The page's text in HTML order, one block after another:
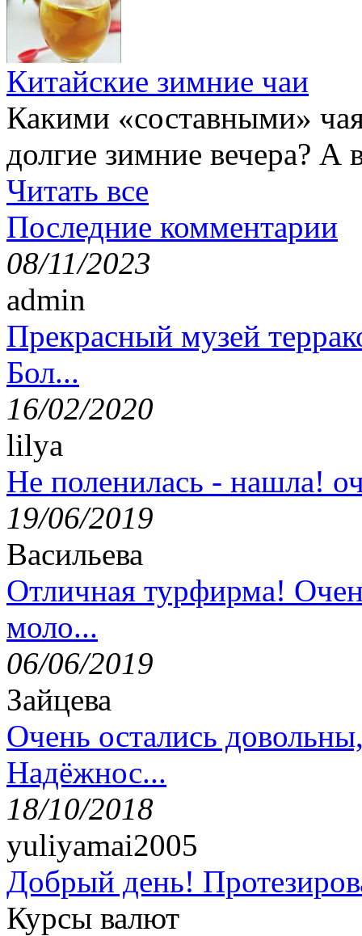
Китайские зимние чаи
Какими «составными»
долгие зимние вечера? А
Читать все
Последние комментарии
08/11/2023
admin
Прекрасный музей
Бол...
16/02/2020
lilya
Не поленилась - нашла!
19/06/2019
Васильева
Отличная турфирма!
моло...
06/06/2019
Зайцева
Очень остались
Надёжнос...
18/10/2018
yuliyamai2005
Добрый день!
Курсы валют